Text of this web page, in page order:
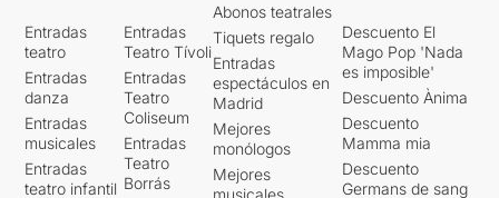
Entradas
teatro
Entradas
danza
Entradas
musicales
Entradas
teatro infantil
Entradas
Teatro Tívoli
Entradas
Teatro
Coliseum
Entradas
Teatro
Borrás
Abonos teatrales
Tiquets regalo
Entradas
espectáculos en
Madrid
Mejores
monólogos
Mejores
musicales
Descuento El
Mago Pop 'Nada
es imposible'
Descuento Ànima
Descuento
Mamma mia
Descuento
Germans de sang